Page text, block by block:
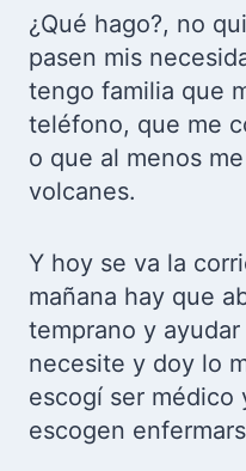
¿Qué hago?, no
pasen mis
tengo familia que
teléfono, que me
o que al menos
volcanes.
Y hoy se va la
mañana hay que
temprano y
necesite y doy lo
escogí ser médico
escogen